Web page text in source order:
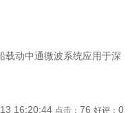
载动中通微波系统应用于深
16:20:44 点击： 76 好评： 0